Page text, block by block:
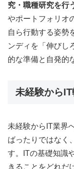
究・職種研究を行
やポートフォリオ
自ら行動する姿勢
ンディを「伸びし
的な準備と自発的
未経験から
未経験からIT業界
ばったりではなく
す。ITの基礎知識
きることをどれだ